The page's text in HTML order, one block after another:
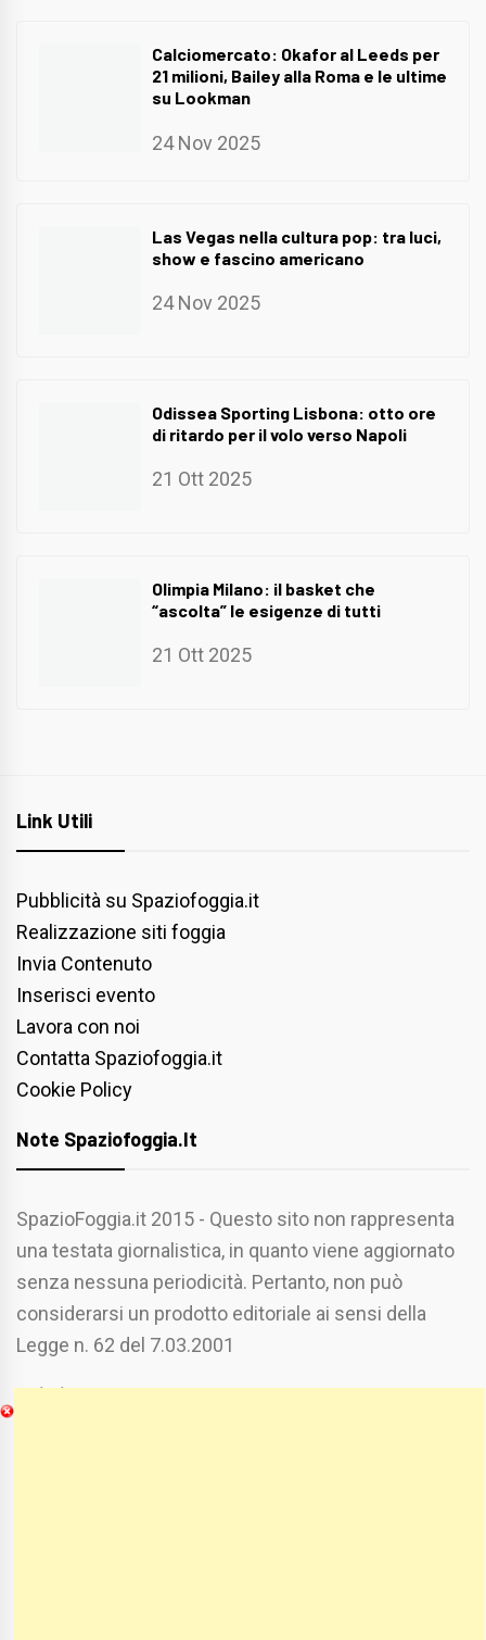
Calciomercato: Okafor al Leeds per
21 milioni, Bailey alla Roma e le ultime
su Lookman
24 Nov 2025
Las Vegas nella cultura pop: tra luci,
show e fascino americano
24 Nov 2025
Odissea Sporting Lisbona: otto ore
di ritardo per il volo verso Napoli
21 Ott 2025
Olimpia Milano: il basket che
“ascolta” le esigenze di tutti
21 Ott 2025
Link Utili
Pubblicità su Spaziofoggia.it
Realizzazione siti foggia
Invia Contenuto
Inserisci evento
Lavora con noi
Contatta Spaziofoggia.it
Cookie Policy
Note Spaziofoggia.it
SpazioFoggia.it 2015 - Questo sito non rappresenta
una testata giornalistica, in quanto viene aggiornato
senza nessuna periodicità. Pertanto, non può
considerarsi un prodotto editoriale ai sensi della
Legge n. 62 del 7.03.2001
Chi Siamo